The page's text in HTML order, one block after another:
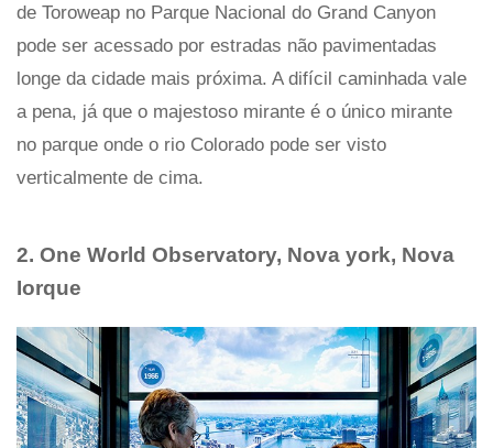
de Toroweap no Parque Nacional do Grand Canyon
pode ser acessado por estradas não pavimentadas
longe da cidade mais próxima. A difícil caminhada vale
a pena, já que o majestoso mirante é o único mirante
no parque onde o rio Colorado pode ser visto
verticalmente de cima.
2. One World Observatory, Nova york, Nova
Iorque